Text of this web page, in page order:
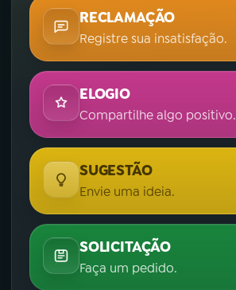
RECLAMAÇÃO
Registre sua insatisfação.
ELOGIO
Compartilhe algo positivo.
SUGESTÃO
Envie uma ideia.
SOLICITAÇÃO
Faça um pedido.